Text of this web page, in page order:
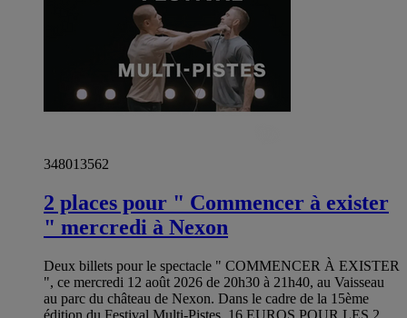
348013562
2 places pour " Commencer à exister
" mercredi à Nexon
Deux billets pour le spectacle " COMMENCER À EXISTER
", ce mercredi 12 août 2026 de 20h30 à 21h40, au Vaisseau
au parc du château de Nexon. Dans le cadre de la 15ème
édition du Festival Multi-Pistes. 16 EUROS POUR LES 2